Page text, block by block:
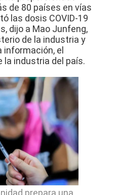
de 80 países en vías
las dosis COVID-19
dijo a Mao Junfeng,
de la industria y
información, el
la industria del país.
prepara una